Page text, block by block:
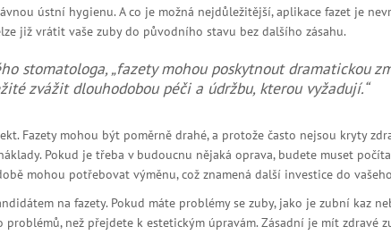
ústní hygienu. A co je možná nejdůležitější, aplikace fazet je
již vrátit vaše zuby do původního stavu bez dalšího zásahu.
stomatologa, „fazety mohou poskytnout dramatickou
zvážit dlouhodobou péči a údržbu, kterou vyžadují.“
Fazety mohou být poměrně drahé, a protože často nejsou kryty
Pokud je třeba v budoucnu nějaká oprava, budete muset
mohou potřebovat výměnu, což znamená další investice do
na fazety. Pokud máte problémy se zuby, jako je zubní kaz
než přejdete k estetickým úpravám. Zásadní je mít zdravé